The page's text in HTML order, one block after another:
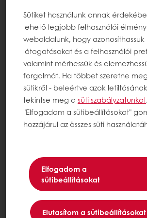
Sütiket használunk annak
lehető legjobb felhasználói
weboldalunk, hogy azonosíthassuk
látogatásokat és a felhasználói
valamint mérhessük és
forgalmát. Ha többet szeretne
sütikről - beleértve azok
tekintse meg a süti szabályzatunkat
"Elfogadom a sütibeállításokat"
hozzájárul az összes süti
Elfogadom a
sütibeállításokat
Elutasítom a sütibeállításokat